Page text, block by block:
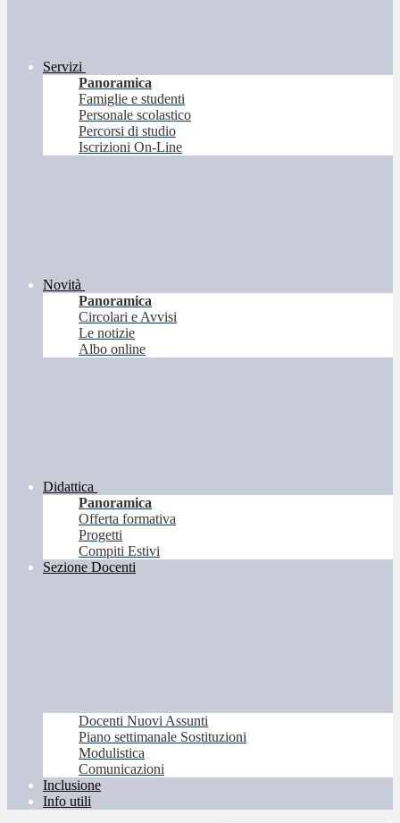
Servizi
Panoramica
Famiglie e studenti
Personale scolastico
Percorsi di studio
Iscrizioni On-Line
Novità
Panoramica
Circolari e Avvisi
Le notizie
Albo online
Didattica
Panoramica
Offerta formativa
Progetti
Compiti Estivi
Sezione Docenti
Docenti Nuovi Assunti
Piano settimanale Sostituzioni
Modulistica
Comunicazioni
Inclusione
Info utili